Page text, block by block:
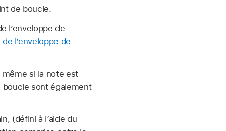
de boucle.
l’enveloppe de
l’enveloppe de
si la note est
boucle sont également
(défini à l’aide du